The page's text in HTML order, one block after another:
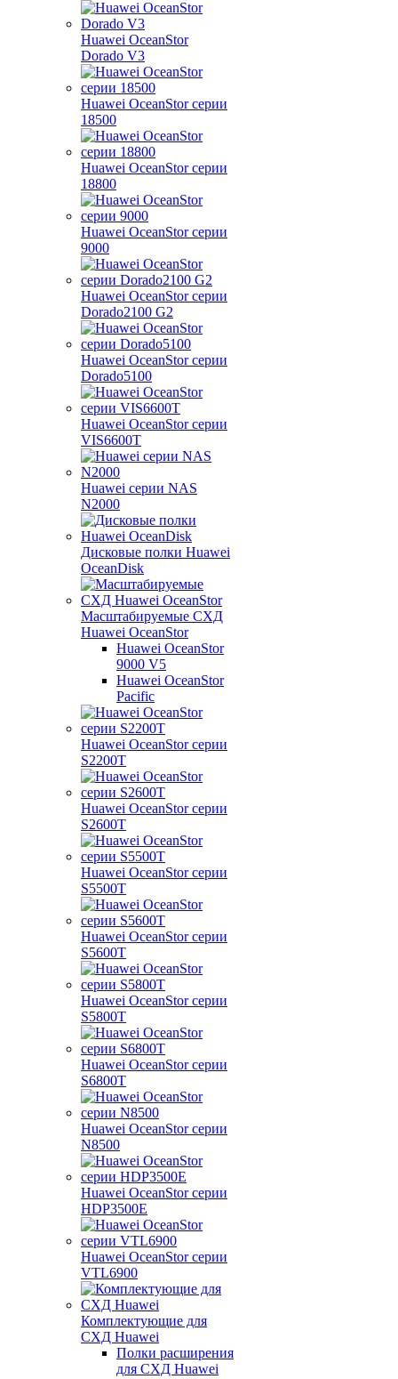
Huawei OceanStor
Dorado V3
Huawei OceanStor серии
18500
Huawei OceanStor серии
18800
Huawei OceanStor серии
9000
Huawei OceanStor серии
Dorado2100 G2
Huawei OceanStor серии
Dorado5100
Huawei OceanStor серии
VIS6600T
Huawei серии NAS
N2000
Дисковые полки Huawei
OceanDisk
Масштабируемые СХД
Huawei OceanStor
Huawei OceanStor
9000 V5
Huawei OceanStor
Pacific
Huawei OceanStor серии
S2200T
Huawei OceanStor серии
S2600T
Huawei OceanStor серии
S5500T
Huawei OceanStor серии
S5600T
Huawei OceanStor серии
S5800T
Huawei OceanStor серии
S6800T
Huawei OceanStor серии
N8500
Huawei OceanStor серии
HDP3500E
Huawei OceanStor серии
VTL6900
Комплектующие для
СХД Huawei
Полки расширения
для СХД Huawei